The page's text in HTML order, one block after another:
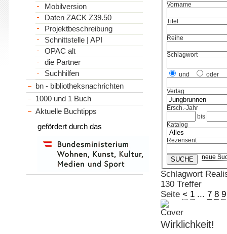
Vorname
Titel
Reihe
Schlagwort
und oder
Verlag
Ersch.-Jahr
bis
Katalog
Rezensent
neue
Schlagwort
130 Treffer
Seite < 1... 7 8 9
Wirklichkeit!
Mobilversion
Daten ZACK Z39.50
Projektbeschreibung
Schnittstelle | API
OPAC alt
die Partner
Suchhilfen
bn - bibliotheksnachrichten
1000 und 1 Buch
Aktuelle Buchtipps
gefördert durch das